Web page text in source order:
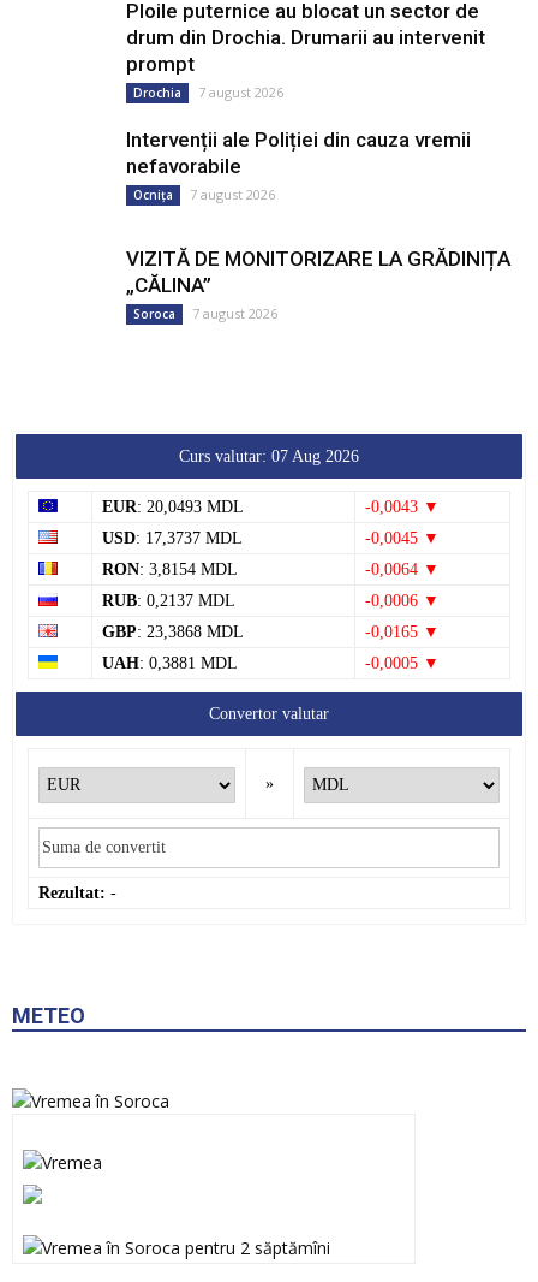
drum din Drochia. Drumarii au intervenit
prompt
Drochia
nefavorabile
Ocnița 7 august 2026
„CĂLINA”
Soroca 7 august 2026
Curs valutar: 07 Aug 2026
EUR: 20,0493 MDL
-0,0043 ▼
USD: 17,3737 MDL
-0,0045 ▼
RON : 3,8154 MDL
-0,0064 ▼
RUB: 0,2137 MDL
-0,0006 ▼
GBP: 23,3868 MDL
-0,0165 ▼
UAH: 0,3881 MDL -0,0005 ▼
Convertor valutar
Rezultat: -